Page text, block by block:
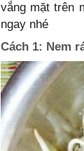
vắng mặt trên
ngay nhé
Cách 1: Nem